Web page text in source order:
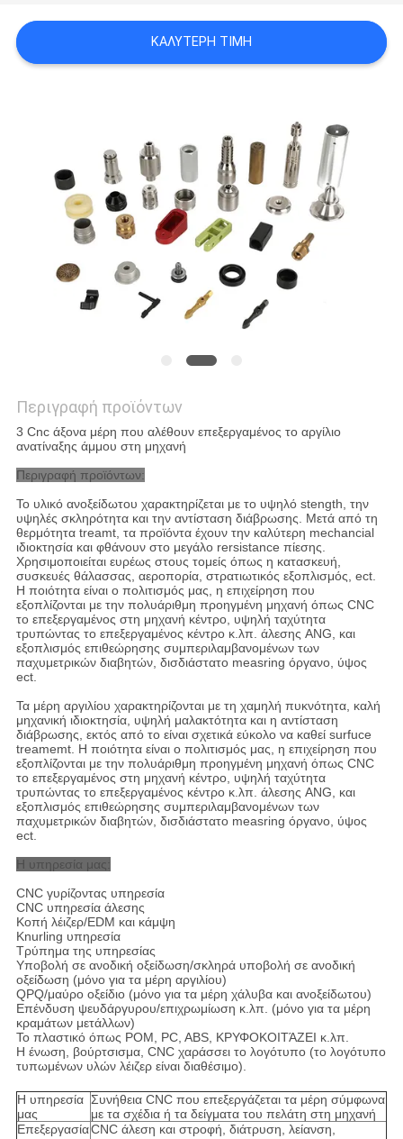
ΠΟΛΙΤΙΚΉ
ΑΠΟΡΡΉΤΟΥ
ΚΑΛΎΤΕΡΗ ΤΙΜΉ
Περιγραφή προϊόντων
3 Cnc άξονα μέρη που αλέθουν επεξεργαμένος το αργίλιο
ανατίναξης άμμου στη μηχανή
Περιγραφή προϊόντων:
Το υλικό ανοξείδωτου χαρακτηρίζεται με το υψηλό stength, την
υψηλές σκληρότητα και την αντίσταση διάβρωσης. Μετά από τη
θερμότητα treamt, τα προϊόντα έχουν την καλύτερη mechancial
ιδιοκτησία και φθάνουν στο μεγάλο rersistance πίεσης.
Χρησιμοποιείται ευρέως στους τομείς όπως η κατασκευή,
συσκευές θάλασσας, αεροπορία, στρατιωτικός εξοπλισμός, ect.
Η ποιότητα είναι ο πολιτισμός μας, η επιχείρηση που
εξοπλίζονται με την πολυάριθμη προηγμένη μηχανή όπως CNC
το επεξεργαμένος στη μηχανή κέντρο, υψηλή ταχύτητα
τρυπώντας το επεξεργαμένος κέντρο κ.λπ. άλεσης ANG, και
εξοπλισμός επιθεώρησης συμπεριλαμβανομένων των
παχυμετρικών διαβητών, δισδιάστατο measring όργανο, ύψος
ect.
Τα μέρη αργιλίου χαρακτηρίζονται με τη χαμηλή πυκνότητα, καλή
μηχανική ιδιοκτησία, υψηλή μαλακτότητα και η αντίσταση
διάβρωσης, εκτός από το είναι σχετικά εύκολο να καθεί surfuce
treamemt. Η ποιότητα είναι ο πολιτισμός μας, η επιχείρηση που
εξοπλίζονται με την πολυάριθμη προηγμένη μηχανή όπως CNC
το επεξεργαμένος στη μηχανή κέντρο, υψηλή ταχύτητα
τρυπώντας το επεξεργαμένος κέντρο κ.λπ. άλεσης ANG, και
εξοπλισμός επιθεώρησης συμπεριλαμβανομένων των
παχυμετρικών διαβητών, δισδιάστατο measring όργανο, ύψος
ect.
Η υπηρεσία μας:
CNC γυρίζοντας υπηρεσία
CNC υπηρεσία άλεσης
Κοπή λέιζερ/EDM και κάμψη
Knurling υπηρεσία
Τρύπημα της υπηρεσίας
Υποβολή σε ανοδική οξείδωση/σκληρά υποβολή σε ανοδική
οξείδωση (μόνο για τα μέρη αργιλίου)
QPQ/μαύρο οξείδιο (μόνο για τα μέρη χάλυβα και ανοξείδωτου)
Επένδυση ψευδάργυρου/επιχρωμίωση κ.λπ. (μόνο για τα μέρη
κραμάτων μετάλλων)
Το πλαστικό όπως POM, PC, ABS, ΚΡΥΦΟΚΟΙΤΆΖΕΙ κ.λπ.
Η ένωση, βούρτσισμα, CNC χαράσσει το λογότυπο (το λογότυπο
τυπωμένων υλών λέιζερ είναι διαθέσιμο).
Η υπηρεσία
μας
Συνήθεια CNC που επεξεργάζεται τα μέρη σύμφωνα
με τα σχέδια ή τα δείγματα του πελάτη στη μηχανή
ΕπεξεργασίαCNC άλεση και στροφή, διάτρυση, λείανση,